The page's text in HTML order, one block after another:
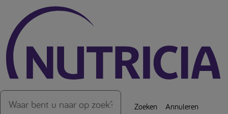
Over de inhoud van de pagina
Zoeken
Annuleren